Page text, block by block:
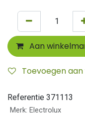
Aan
Toevoegen
Referentie 371113
Merk: Electrolux